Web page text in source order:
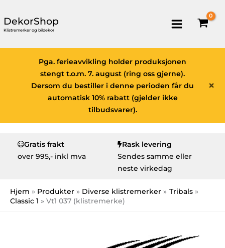
DekorShop
Klistremerker og bildekor
×
Pga. ferieavvikling holder produksjonen
stengt t.o.m. 7. august (ring oss gjerne).
Dersom du bestiller i denne perioden får du
automatisk 10% rabatt (gjelder ikke
tilbudsvarer).
Gratis frakt
over 995,- inkl mva
Rask levering
Sendes samme eller
neste virkedag
Hjem Produkter Diverse klistremerker
Tribals
Classic 1
Vt1 037 (klistremerke)